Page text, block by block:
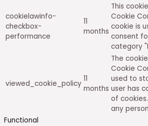
cookielawinfo-
checkbox-
performance
11
months
This
Cookie
cookie is
consent
category
viewed_cookie_policy
11
months
The
Cookie
used to
user has
of
any
Functional